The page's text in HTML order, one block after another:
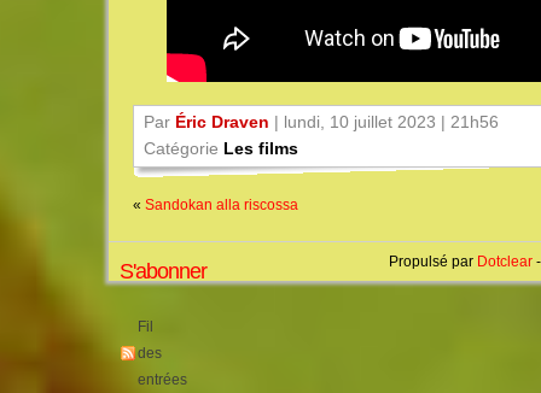
Par Éric Draven | lundi, 10 juillet 2023 | 21h56
Catégorie Les films
« Sandokan alla riscossa
S'abonner
Fil
des
entrées
Propulsé par Dotclear